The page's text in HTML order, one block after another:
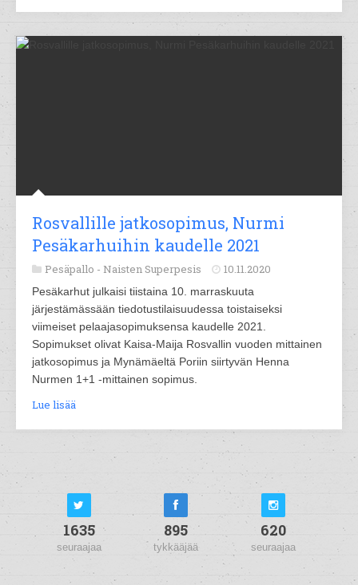
Rosvallille jatkosopimus, Nurmi
Pesäkarhuihin kaudelle 2021
Pesäpallo - Naisten Superpesis 10.11.2020
Pesäkarhut julkaisi tiistaina 10. marraskuuta
järjestämässään tiedotustilaisuudessa toistaiseksi
viimeiset pelaajasopimuksensa kaudelle 2021.
Sopimukset olivat Kaisa-Maija Rosvallin vuoden mittainen
jatkosopimus ja Mynämäeltä Poriin siirtyvän Henna
Nurmen 1+1 -mittainen sopimus.
Lue lisää
1635
seuraajaa
895
tykkääjää
620
seuraajaa